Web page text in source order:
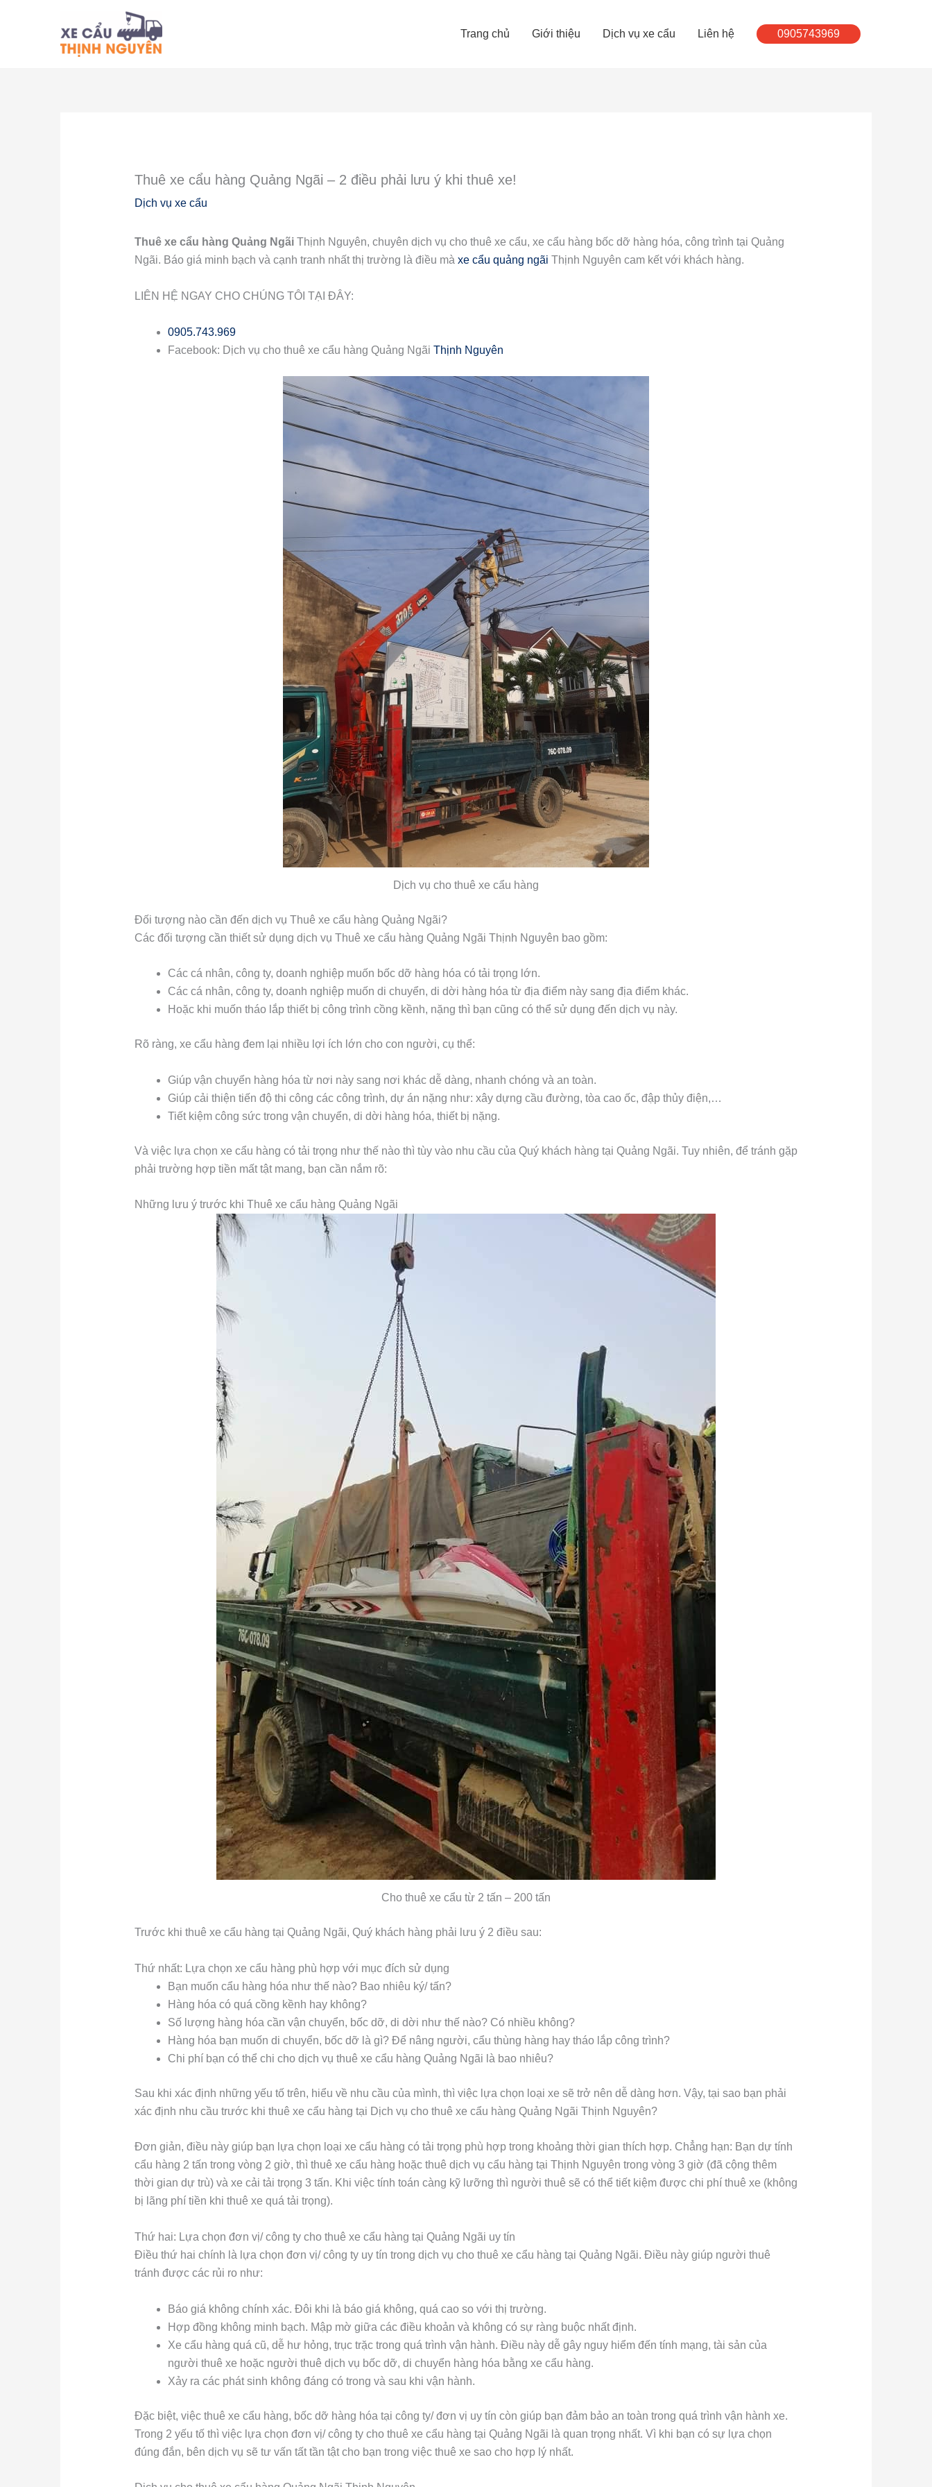
Trang chủ Giới thiệu Dịch vụ xe cẩu Liên hệ 0905743969
Thuê xe cẩu hàng Quảng Ngãi – 2 điều phải lưu ý khi thuê xe!
Dịch vụ xe cẩu
Thuê xe cẩu hàng Quảng NgãiThịnh Nguyên, chuyên dịch vụ cho thuê xe cẩu, xe cẩu hàng bốc dỡ hàng hóa, công trình tại Quảng
Ngãi. Báo giá minh bạch và cạnh tranh nhất thị trường là điều mà xe cẩu quảng ngãi Thịnh Nguyên cam kết với khách hàng.
LIÊN HỆ NGAY CHO CHÚNG TÔI TẠI ĐÂY:
0905.743.969
Facebook: Dịch vụ cho thuê xe cẩu hàng Quảng Ngãi Thịnh Nguyên
Dịch vụ cho thuê xe cẩu hàng
Đối tượng nào cần đến dịch vụ Thuê xe cẩu hàng Quảng Ngãi?
Các đối tượng cần thiết sử dụng dịch vụ Thuê xe cẩu hàng Quảng Ngãi Thịnh Nguyên bao gồm:
Các cá nhân, công ty, doanh nghiệp muốn bốc dỡ hàng hóa có tải trọng lớn.
Các cá nhân, công ty, doanh nghiệp muốn di chuyển, di dời hàng hóa từ địa điểm này sang địa điểm khác.
Hoặc khi muốn tháo lắp thiết bị công trình cồng kềnh, nặng thì bạn cũng có thể sử dụng đến dịch vụ này.
Rõ ràng, xe cẩu hàng đem lại nhiều lợi ích lớn cho con người, cụ thể:
Giúp vận chuyển hàng hóa từ nơi này sang nơi khác dễ dàng, nhanh chóng và an toàn.
Giúp cải thiện tiến độ thi công các công trình, dự án nặng như: xây dựng cầu đường, tòa cao ốc, đập thủy điện,…
Tiết kiệm công sức trong vận chuyển, di dời hàng hóa, thiết bị nặng.
Và việc lựa chọn xe cẩu hàng có tải trọng như thế nào thì tùy vào nhu cầu của Quý khách hàng tại Quảng Ngãi. Tuy nhiên, để tránh gặp
phải trường hợp tiền mất tật mang, bạn cần nắm rõ:
Những lưu ý trước khi Thuê xe cẩu hàng Quảng Ngãi
Cho thuê xe cẩu từ 2 tấn – 200 tấn
Trước khi thuê xe cẩu hàng tại Quảng Ngãi, Quý khách hàng phải lưu ý 2 điều sau:
Thứ nhất: Lựa chọn xe cẩu hàng phù hợp với mục đích sử dụng
Bạn muốn cẩu hàng hóa như thế nào? Bao nhiêu ký/ tấn?
Hàng hóa có quá cồng kềnh hay không?
Số lượng hàng hóa cần vận chuyển, bốc dỡ, di dời như thế nào? Có nhiều không?
Hàng hóa bạn muốn di chuyển, bốc dỡ là gì? Để nâng người, cẩu thùng hàng hay tháo lắp công trình?
Chi phí bạn có thể chi cho dịch vụ thuê xe cẩu hàng Quảng Ngãi là bao nhiêu?
Sau khi xác định những yếu tố trên, hiểu về nhu cầu của mình, thì việc lựa chọn loại xe sẽ trở nên dễ dàng hơn. Vậy, tại sao bạn phải
xác định nhu cầu trước khi thuê xe cẩu hàng tại Dịch vụ cho thuê xe cẩu hàng Quảng Ngãi Thịnh Nguyên?
Đơn giản, điều này giúp bạn lựa chọn loại xe cẩu hàng có tải trọng phù hợp trong khoảng thời gian thích hợp. Chẳng hạn: Bạn dự tính
cẩu hàng 2 tấn trong vòng 2 giờ, thì thuê xe cẩu hàng hoặc thuê dịch vụ cẩu hàng tại Thịnh Nguyên trong vòng 3 giờ (đã cộng thêm
thời gian dự trù) và xe cải tải trọng 3 tấn. Khi việc tính toán càng kỹ lưỡng thì người thuê sẽ có thể tiết kiệm được chi phí thuê xe (không
bị lãng phí tiền khi thuê xe quá tải trọng).
Thứ hai: Lựa chọn đơn vị/ công ty cho thuê xe cẩu hàng tại Quảng Ngãi uy tín
Điều thứ hai chính là lựa chọn đơn vị/ công ty uy tín trong dịch vụ cho thuê xe cẩu hàng tại Quảng Ngãi. Điều này giúp người thuê
tránh được các rủi ro như:
Báo giá không chính xác. Đôi khi là báo giá không, quá cao so với thị trường.
Hợp đồng không minh bạch. Mập mờ giữa các điều khoản và không có sự ràng buộc nhất định.
Xe cẩu hàng quá cũ, dễ hư hỏng, trục trặc trong quá trình vận hành. Điều này dễ gây nguy hiểm đến tính mạng, tài sản của
người thuê xe hoặc người thuê dịch vụ bốc dỡ, di chuyển hàng hóa bằng xe cẩu hàng.
Xảy ra các phát sinh không đáng có trong và sau khi vận hành.
Đặc biệt, việc thuê xe cẩu hàng, bốc dỡ hàng hóa tại công ty/ đơn vị uy tín còn giúp bạn đảm bảo an toàn trong quá trình vận hành xe.
Trong 2 yếu tố thì việc lựa chọn đơn vị/ công ty cho thuê xe cẩu hàng tại Quảng Ngãi là quan trọng nhất. Vì khi bạn có sự lựa chọn
đúng đắn, bên dịch vụ sẽ tư vấn tất tần tật cho bạn trong việc thuê xe sao cho hợp lý nhất.